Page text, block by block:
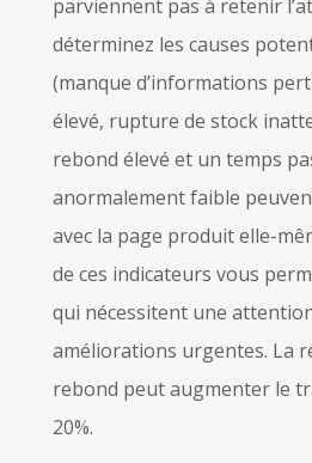
parviennent pas à retenir
déterminez les causes
(manque d’informations
élevé, rupture de stock
rebond élevé et un temps
anormalement faible
avec la page produit elle-
de ces indicateurs vous
qui nécessitent une
améliorations urgentes. La
rebond peut augmenter le
20%.